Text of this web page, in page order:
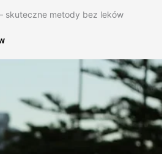
skuteczne metody bez leków